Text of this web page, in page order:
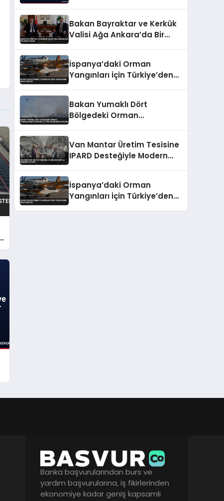
Bakan Bayraktar ve Kerkük
Valisi Ağa Ankara’da Bir
İspanya’daki Orman
Yangınları İçin Türkiye’den
Bakan Yumaklı Dört
Bölgedeki Orman
Van Mantar Üretim Tesisine
IPARD Desteğiyle Modern
İspanya’daki Orman
Yangınları İçin Türkiye’den
Banka başvurularından burs ve
yardım başvurularına, iş fikirlerinden
ekonomiye kadar geniş kapsamlı